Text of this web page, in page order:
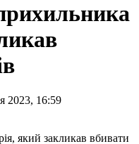
2023, 16:59